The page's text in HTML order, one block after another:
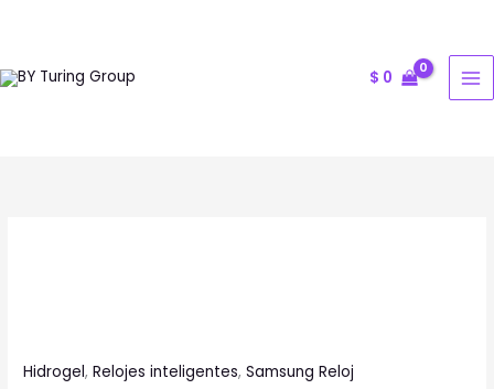
contenido
$ 0
Hidrogel,Relojes inteligentes,Samsung Reloj